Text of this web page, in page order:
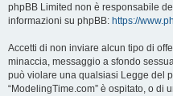
phpBB Limited non è responsabile
informazioni su phpBB: https://
Accetti di non inviare alcun tipo di
minaccia, messaggio a sfondo
può violare una qualsiasi Legge del
“ModelingTime.com” è ospitato, o di